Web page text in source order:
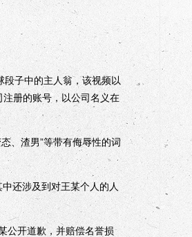
子中的主人翁，该视频以
册的账号，以公司名义在
、渣男”等带有侮辱性的词
还涉及到对王某个人的人
开道歉，并赔偿名誉损